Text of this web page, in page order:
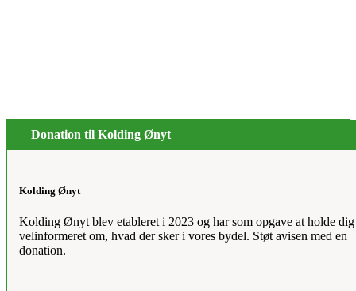
Donation til Kolding Ønyt
Kolding Ønyt
Kolding Ønyt blev etableret i 2023 og har som opgave at holde dig
velinformeret om, hvad der sker i vores bydel. Støt avisen med en
donation.